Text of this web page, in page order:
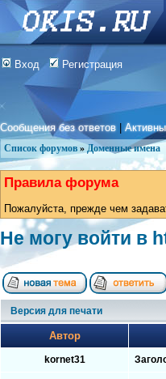
Вход Регистрация
Сообщения без ответов |
Список форумов » Доменные имена
Правила форума
Пожалуйста, прежде чем
Не могу войти в
Версия для печати
Автор
kornet31